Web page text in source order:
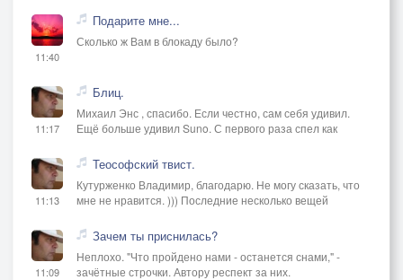
11:40
Подарите мне...
Сколько ж Вам в блокаду было?
11:17
Блиц.
Михаил Энс , спасибо. Если честно, сам себя удивил.
Ещё больше удивил Suno. С первого раза спел как
11:13
Теософский твист.
Кутурженко Владимир, благодарю. Не могу сказать, что
мне не нравится. ))) Последние несколько вещей
11:09
Зачем ты приснилась?
Неплохо. "Что пройдено нами - останется снами," -
зачётные строчки. Автору респект за них.